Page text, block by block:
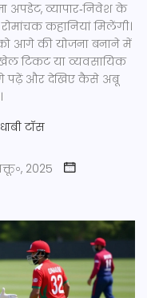
अपडेट, व्यापार‑निवेश के
कहानियां मिलेंगी।
आगे की योजना बनाने में
खेल टिकट या व्यवसायिक
पढ़ें और देखिए कैसे अबू
टॉस
2025